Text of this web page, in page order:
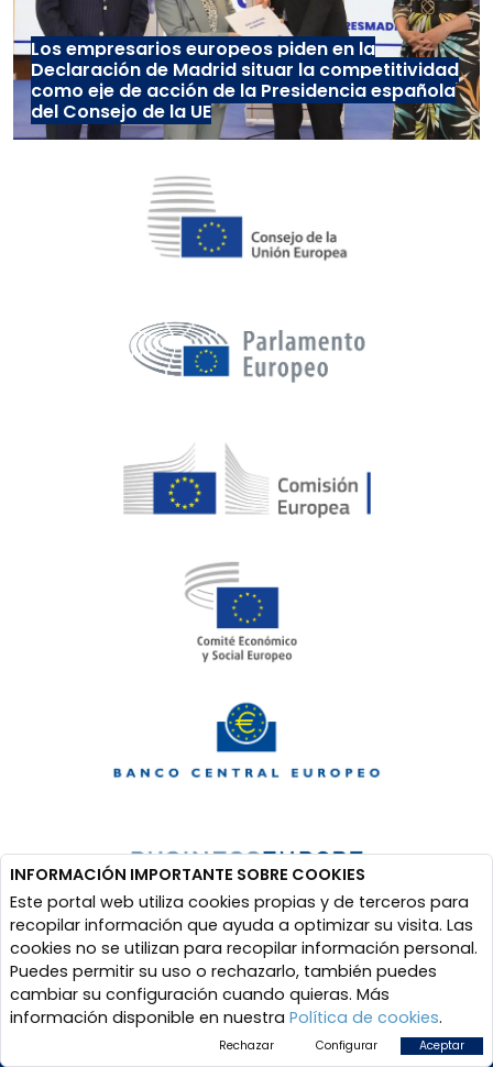
Los empresarios europeos piden en la
Declaración de Madrid situar la competitividad
como eje de acción de la Presidencia española
del Consejo de la UE
INFORMACIÓN IMPORTANTE SOBRE COOKIES
Este portal web utiliza cookies propias y de terceros para
recopilar información que ayuda a optimizar su visita. Las
cookies no se utilizan para recopilar información personal.
Puedes permitir su uso o rechazarlo, también puedes
cambiar su configuración cuando quieras. Más
información disponible en nuestra Política de cookies.
Rechazar Configurar Aceptar